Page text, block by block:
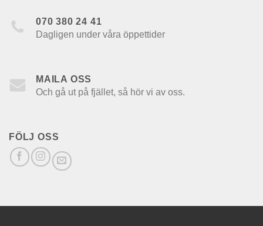
070 380 24 41
Dagligen under våra öppettider
MAILA OSS
Och gå ut på fjället, så hör vi av oss.
FÖLJ OSS